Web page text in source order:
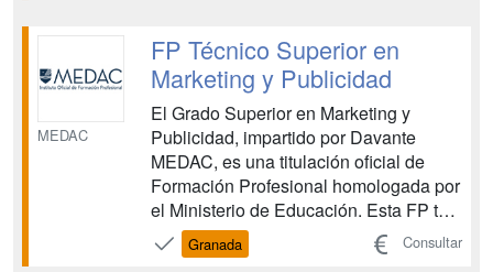
organizar eventos y analizar mercados
para la toma de decisione...
MEDAC
FP Técnico Superior en
Marketing y Publicidad
El Grado Superior en Marketing y
Publicidad, impartido por Davante
MEDAC, es una titulación oficial de
Formación Profesional homologada por
el Ministerio de Educación. Esta FP te
proporciona las competencias
necesarias para planificar, organizar y
Granada Consultar